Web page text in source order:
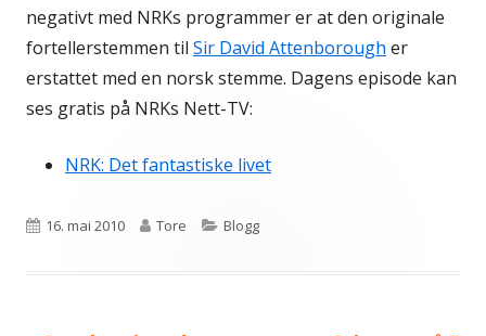
negativt med NRKs programmer er at den originale
fortellerstemmen til Sir David Attenborough er
erstattet med en norsk stemme. Dagens episode kan
ses gratis på NRKs Nett-TV:
NRK: Det fantastiske livet
Publisert
16. mai 2010 Forfatter
Tore Kategorier
Blogg